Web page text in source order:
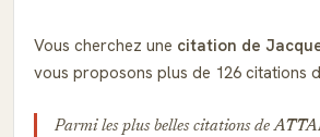
Vous cherchez une citation de
vous proposons plus de 126 citations
Parmi les plus belles citations de